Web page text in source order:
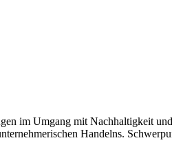
im Umgang mit Nachhaltigkeit
Handelns.